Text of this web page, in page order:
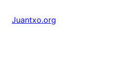
Juantxo.org